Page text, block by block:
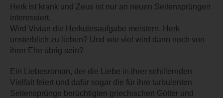
Herk ist krank und Zeus ist nur an neuen Seitensprüngen
interessiert.
Wird Vivian die Herkulesaufgabe meistern, Herk
unsterblich zu lieben? Und wie viel wird dann noch von
ihrer Ehe übrig sein?
Ein Liebesroman, der die Liebe in ihrer schillernden
Vielfalt feiert und dafür sogar die für ihre turbulenten
Seitensprünge berüchtigten griechischen Götter und